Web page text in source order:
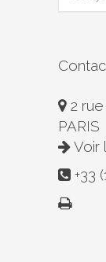
2
PARIS
Voir
+33